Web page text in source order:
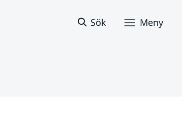
Sök Meny